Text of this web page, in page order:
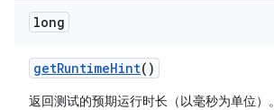
long
getRuntimeHint()
返回测试的预期运行时长（以毫秒为单位）。